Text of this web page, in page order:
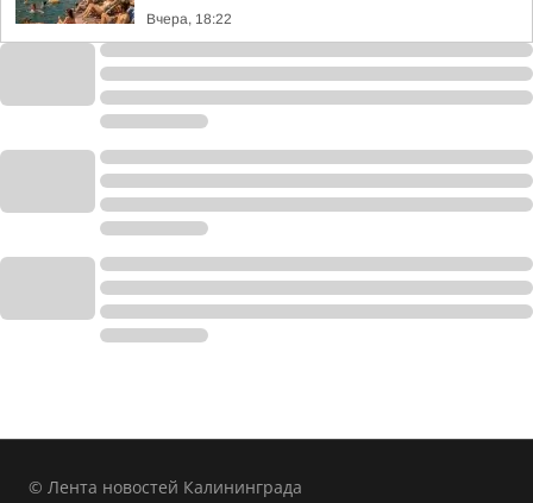
Вчера, 18:22
© Лента новостей Калининграда